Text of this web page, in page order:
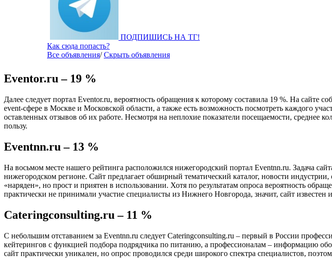
ПОДПИШИСЬ НА ТГ!
Как сюда попасть?
Все объявления/Скрыть объявления
Eventor.ru – 19 %
Далее следует портал Eventor.ru, вероятность обращения к которому составила 19 %. На
event-сфере в Москве и Московской области, а также есть возможность посмотреть каждого
оставленных отзывов об их работе. Несмотря на неплохие показатели посещаемости, среднее
пользу.
Eventnn.ru – 13 %
На восьмом месте нашего рейтинга расположился нижегородский портал Eventnn.ru. Задача
нижегородском регионе. Сайт предлагает обширный тематический каталог, новости
«наряден», но прост и приятен в использовании. Хотя по результатам опроса вероятность
практически не принимали участие специалисты из Нижнего Новгорода, значит, сайт известен
Cateringconsulting.ru – 11 %
С небольшим отставанием за Eventnn.ru следует Cateringconsulting.ru – первый в России
кейтерингов с функцией подбора подрядчика по питанию, а профессионалам – информацию
сайт практически уникален, но опрос проводился среди широкого спектра специалистов,